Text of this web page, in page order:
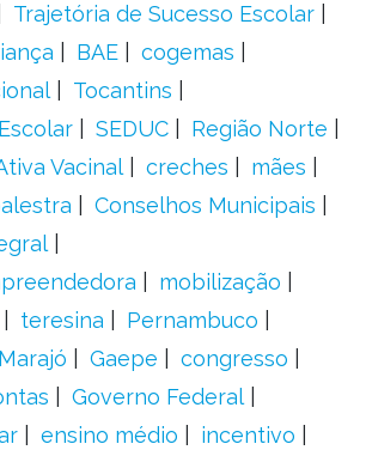
Trajetória de Sucesso Escolar
BAE
cogemas
Tocantins
SEDUC
Região Norte
Vacinal creches
mães
Conselhos Municipais
mobilização
teresina
Pernambuco
Marajó Gaepe
congresso
Governo Federal
ensino médio
incentivo